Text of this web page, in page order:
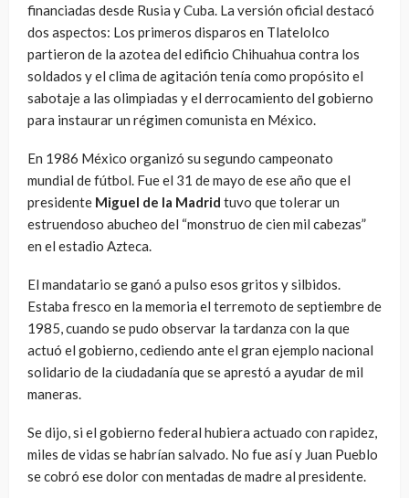
financiadas desde Rusia y Cuba. La versión oficial destacó
dos aspectos: Los primeros disparos en Tlatelolco
partieron de la azotea del edificio Chihuahua contra los
soldados y el clima de agitación tenía como propósito el
sabotaje a las olimpiadas y el derrocamiento del gobierno
para instaurar un régimen comunista en México.
En 1986 México organizó su segundo campeonato
mundial de fútbol. Fue el 31 de mayo de ese año que el
presidente Miguel de la Madrid tuvo que tolerar un
estruendoso abucheo del “monstruo de cien mil cabezas”
en el estadio Azteca.
El mandatario se ganó a pulso esos gritos y silbidos.
Estaba fresco en la memoria el terremoto de septiembre de
1985, cuando se pudo observar la tardanza con la que
actuó el gobierno, cediendo ante el gran ejemplo nacional
solidario de la ciudadanía que se aprestó a ayudar de mil
maneras.
Se dijo, si el gobierno federal hubiera actuado con rapidez,
miles de vidas se habrían salvado. No fue así y Juan Pueblo
se cobró ese dolor con mentadas de madre al presidente.